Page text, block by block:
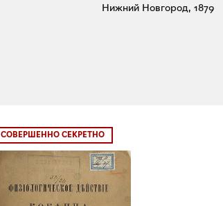
Нижний Новгород, 1879
СОВЕРШЕННО СЕКРЕТНО